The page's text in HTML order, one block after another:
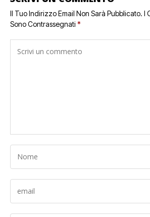
Il Tuo Indirizzo Email Non Sarà Pubblicato. I
Sono Contrassegnati *